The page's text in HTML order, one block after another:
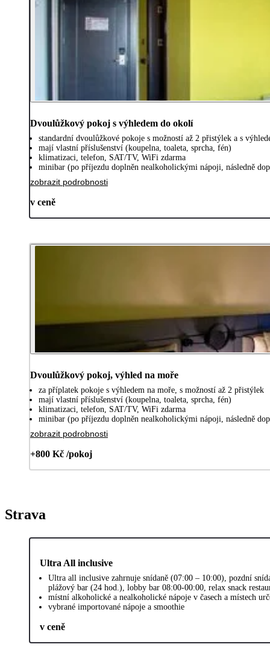
Dvoulůžkový pokoj s výhledem do okolí
standardní dvoulůžkové pokoje s možností až 2 přistýlek a s
mají vlastní příslušenství (koupelna, toaleta, sprcha, fén)
klimatizaci, telefon, SAT/TV, WiFi zdarma
minibar (po příjezdu doplněn nealkoholickými nápoji, následně
zobrazit podrobnosti
v ceně
Dvoulůžkový pokoj, výhled na moře
za příplatek pokoje s výhledem na moře, s možností až 2 přistýlek
mají vlastní příslušenství (koupelna, toaleta, sprcha, fén)
klimatizaci, telefon, SAT/TV, WiFi zdarma
minibar (po příjezdu doplněn nealkoholickými nápoji, následně
zobrazit podrobnosti
+800 Kč /pokoj
Strava
Ultra All inclusive
Ultra all inclusive zahrnuje snídaně (07:00 – 10:00), pozdní
plážový bar (24 hod.), lobby bar 08:00-00:00, relax snack
místní alkoholické a nealkoholické nápoje v časech a místech
vybrané importované nápoje a smoothie
v ceně